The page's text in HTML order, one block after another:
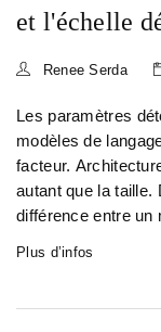
et l'échelle
Renee Serda
Les paramètres
modèles de
facteur.
autant que la taille.
différence entre un
Plus d’infos